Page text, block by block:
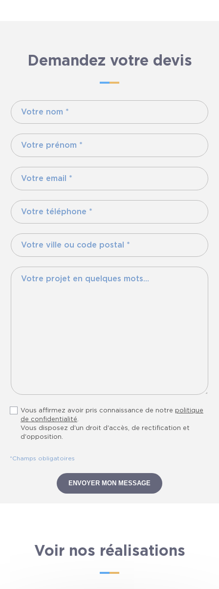
Demandez votre devis
Vous affirmez avoir pris connaissance de notre politique
de confidentialité.
Vous disposez d'un droit d'accès, de rectification et
d'opposition.
*Champs obligatoires
ENVOYER MON MESSAGE
Voir nos réalisations